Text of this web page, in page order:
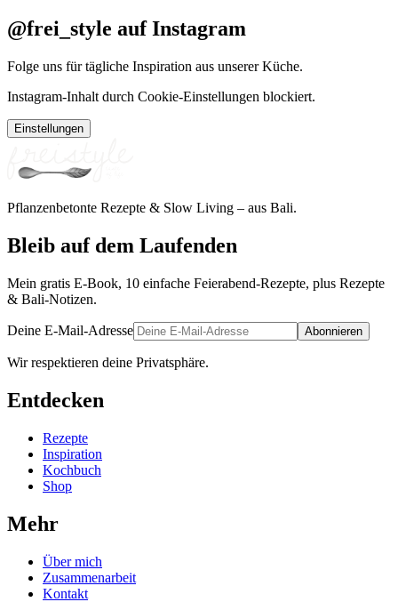
@frei_style auf Instagram
Folge uns für tägliche Inspiration aus unserer Küche.
Instagram-Inhalt durch Cookie-Einstellungen blockiert.
Einstellungen
Pflanzenbetonte Rezepte & Slow Living – aus Bali.
Bleib auf dem Laufenden
Mein gratis E-Book, 10 einfache Feierabend-Rezepte, plus Rezepte
& Bali-Notizen.
Deine E-Mail-Adresse Abonnieren
Wir respektieren deine Privatsphäre.
Entdecken
Rezepte
Inspiration
Kochbuch
Shop
Mehr
Über mich
Zusammenarbeit
Kontakt